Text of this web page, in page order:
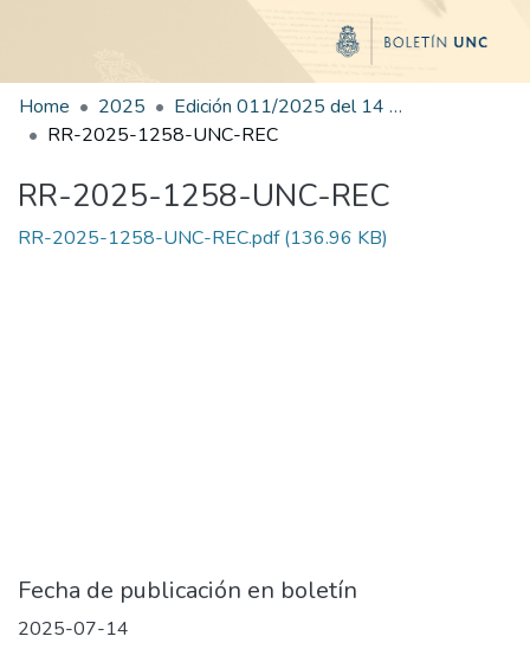
Home 2025
Edición 011/2025 del 14 de julio de 2025
RR-2025-1258-UNC-REC
RR-2025-1258-UNC-REC
RR-2025-1258-UNC-REC.pdf(136.96 KB)
Fecha de publicación en boletín
2025-07-14